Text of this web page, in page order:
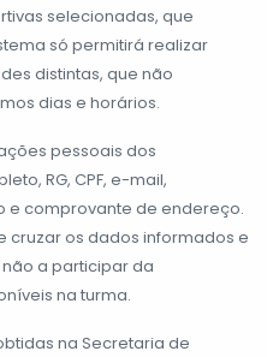
selecionadas, que
só permitirá realizar
distintas, que não
dias e horários.
pessoais dos
RG, CPF, e-mail,
e comprovante de endereço.
cruzar os dados informados e
a participar da
na turma.
na Secretaria de